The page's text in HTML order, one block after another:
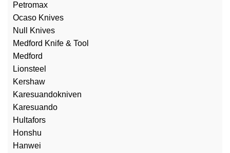
Petromax
Ocaso Knives
Null Knives
Medford Knife & Tool
Medford
Lionsteel
Kershaw
Karesuandokniven
Karesuando
Hultafors
Honshu
Hanwei